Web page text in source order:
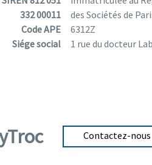
332 00011
des Sociétés de
Code APE
6312Z
Siége social
1 rue du docteur
Contactez-nous